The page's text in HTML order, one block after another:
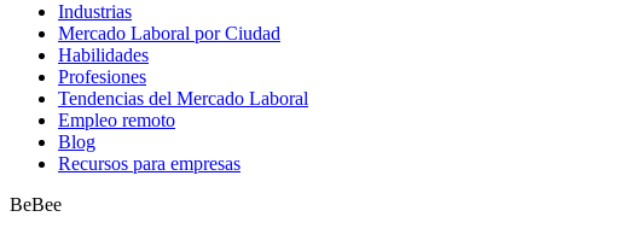
Industrias
Mercado Laboral por Ciudad
Habilidades
Profesiones
Tendencias del Mercado Laboral
Empleo remoto
Blog
Recursos para empresas
BeBee